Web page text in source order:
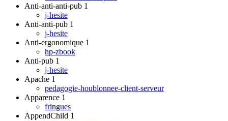
Anti-anti-anti-pub 1
j-hesite
Anti-anti-pub 1
j-hesite
Anti-ergonomique 1
hp-zbook
Anti-pub 1
j-hesite
Apache 1
pedagogie-houblonnee-client-serveur
Apparence 1
fringues
AppendChild 1